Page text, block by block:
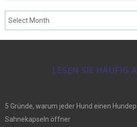
LESEN SIE HÄUFIG
5 Gründe, warum jeder Hund einen
Sahnekapseln öffner